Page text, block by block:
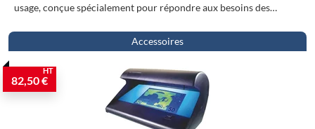
usage, conçue spécialement pour répondre aux besoins des…
Accessoires
82,50 €
HT